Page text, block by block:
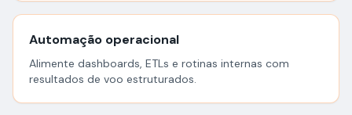
Automação operacional
Alimente dashboards, ETLs e rotinas internas com
resultados de voo estruturados.